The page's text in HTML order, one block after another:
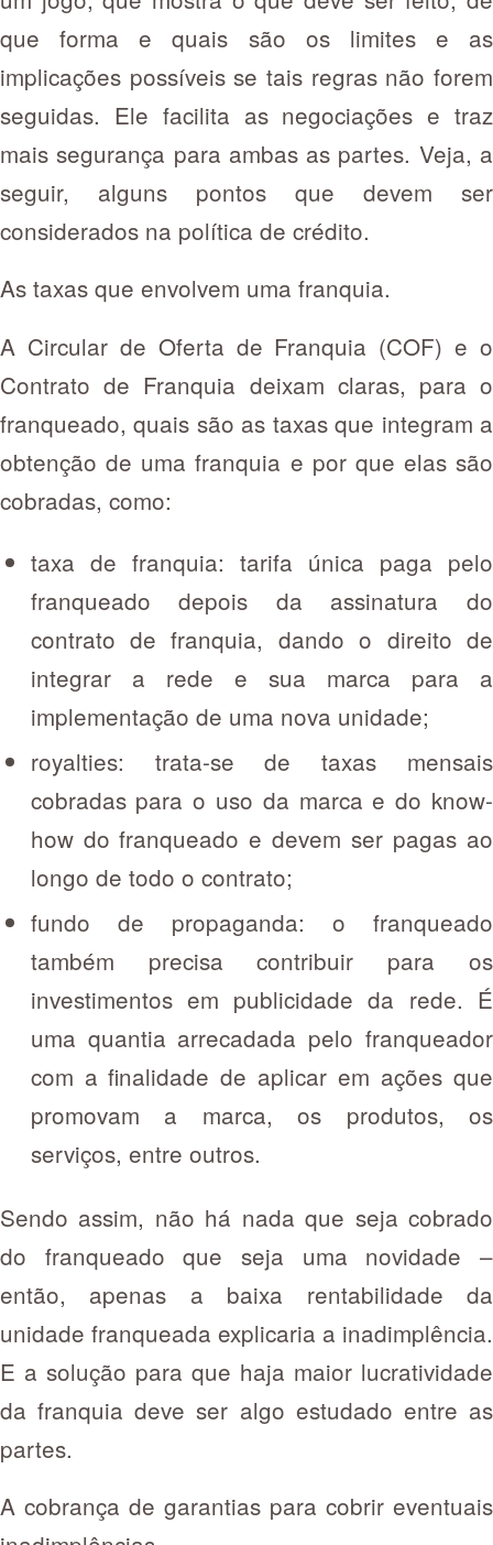
que forma e quais são os limites e as
implicações possíveis se tais regras não forem
seguidas. Ele facilita as negociações e traz
mais segurança para ambas as partes. Veja, a
seguir, alguns pontos que devem ser
considerados na política de crédito.
As taxas que envolvem uma franquia.
A Circular de Oferta de Franquia (COF) e o
Contrato de Franquia deixam claras, para o
franqueado, quais são as taxas que integram a
obtenção de uma franquia e por que elas são
cobradas, como:
taxa de franquia: tarifa única paga pelo
franqueado depois da assinatura do
contrato de franquia, dando o direito de
integrar a rede e sua marca para a
implementação de uma nova unidade;
royalties: trata-se de taxas mensais
cobradas para o uso da marca e do know-
how do franqueado e devem ser pagas ao
longo de todo o contrato;
fundo de propaganda: o franqueado
também precisa contribuir para os
investimentos em publicidade da rede. É
uma quantia arrecadada pelo franqueador
com a finalidade de aplicar em ações que
promovam a marca, os produtos, os
serviços, entre outros.
Sendo assim, não há nada que seja cobrado
do franqueado que seja uma novidade –
então, apenas a baixa rentabilidade da
unidade franqueada explicaria a inadimplência.
E a solução para que haja maior lucratividade
da franquia deve ser algo estudado entre as
partes.
A cobrança de garantias para cobrir eventuais